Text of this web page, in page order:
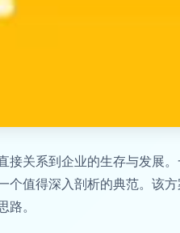
关系到企业的生存与发展
值得深入剖析的典范。该
。